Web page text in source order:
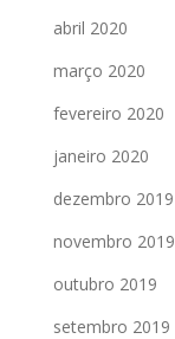
abril 2020
março 2020
fevereiro 2020
janeiro 2020
dezembro 2019
novembro 2019
outubro 2019
setembro 2019